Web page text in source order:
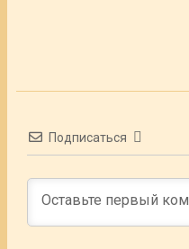
Подписаться